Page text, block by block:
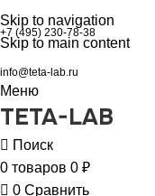
Skip to navigation
Skip to main content
+7 (495) 230-78-38
info@teta-lab.ru
Меню
TETA-LAB
Поиск
0 товаров 0 ₽
0 Сравнить